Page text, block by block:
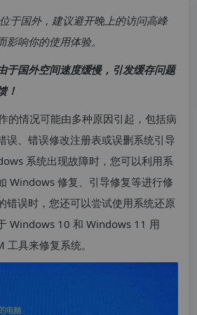
于国外，建议避开晚上的访问高峰
响你的使用体验。
于国外空间速度缓慢，引发缓存问题
！
的情况可能由多种原因引起，包括病
误、错误修改注册表或误删系统引导
系统出现故障时，您可以利用系
Windows 修复、引导修复等进行修
错误时，您还可以尝试使用系统还原
Windows 10 和 Windows 11 用
工具来修复系统。